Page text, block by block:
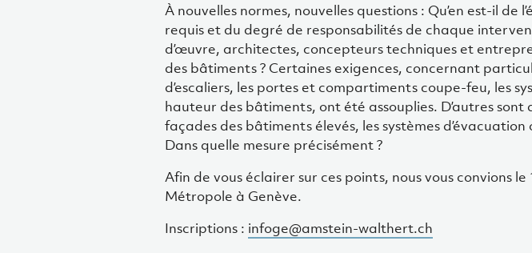
À nouvelles normes, nouvelles questions : Qu’en est-il de
requis et du degré de responsabilités de chaque
d’œuvre, architectes, concepteurs techniques et
des bâtiments ? Certaines exigences, concernant
d’escaliers, les portes et compartiments coupe-feu, les
hauteur des bâtiments, ont été assouplies. D’autres
façades des bâtiments élevés, les systèmes
Dans quelle mesure précisément ?
Afin de vous éclairer sur ces points, nous vous convions
Métropole à Genève.
Inscriptions : infoge@amstein-walthert.ch